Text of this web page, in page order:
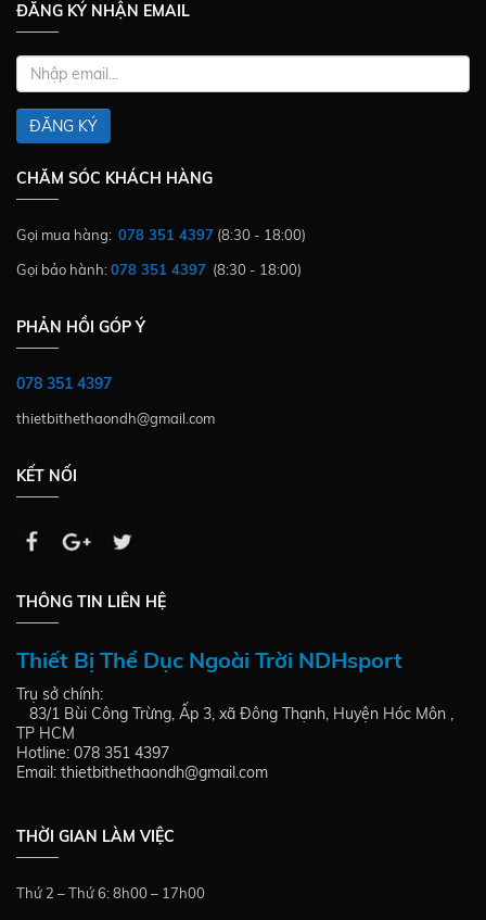
ĐĂNG KÝ NHẬN EMAIL
ĐĂNG KÝ
CHĂM SÓC KHÁCH HÀNG
Gọi mua hàng: 078 351 4397 (8:30 - 18:00)
Gọi bảo hành:078 351 4397 (8:30 - 18:00)
PHẢN HỒI GÓP Ý
078 351 4397
thietbithethaondh@gmail.com
KẾT NỐI
THÔNG TIN LIÊN HỆ
Thiết Bị Thể Dục Ngoài Trời NDHsport
Trụ sở chính:
83/1 Bùi Công Trừng, Ấp 3, xã Đông Thạnh, Huyện Hóc Môn ,
TP HCM
Hotline: 078 351 4397
Email: thietbithethaondh@gmail.com
THỜI GIAN LÀM VIỆC
Thứ 2 – Thứ 6: 8h00 – 17h00